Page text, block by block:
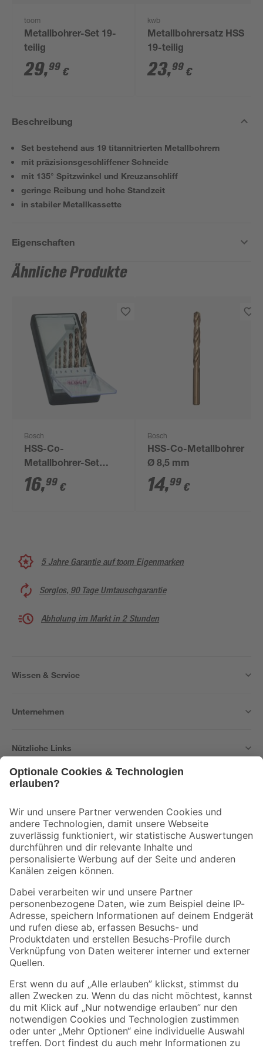
toom
Metallbohrer-Set 19-
teilig
29,99 €
kwb
Metallbohrersatz HSS
19-teilig
23,99 €
Beschreibung
Set bestehend aus 19 titannitrierten Metallbohrern
mit präzisionsgeschliffener Schneide
mit 135° Spitzwinkel und Kreuzanschliff
geringe Reibung und hohe Standzeit
in stabiler Metallkassette
Eigenschaften
Ähnliche Produkte
Bosch
HSS-Co-
Metallbohrer-Set
'Robust Line' 6-teilig
16,99 €
Bosch
HSS-Co-Metallbohrer
Ø 8,5 mm
14,99 €
5 Jahre Garantie auf toom Eigenmarken
Sorglos, 90 Tage Umtauschgarantie
Abholung im Markt in 2 Stunden
Wissen & Service
Unternehmen
Nützliche Links
Der toom Newsletter: Keine Angebote und Aktionen mehr verpassen!
Zur Newsletter Anmeldung
Folge uns
Zahlungsarten Versandarten
Sicher einkaufen
Jetzt die toom-App herunterladen